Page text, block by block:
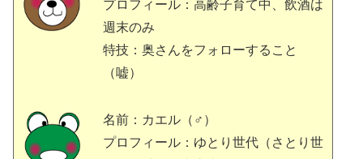
プロフィール：高齢子育て中、飲酒は
週末のみ
特技：奥さんをフォローすること
（嘘）
名前：カエル（♂）
プロフィール：ゆとり世代（さとり世